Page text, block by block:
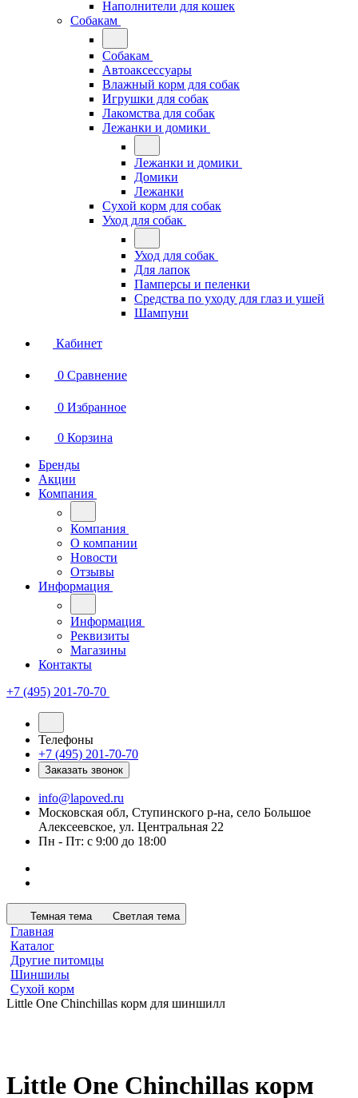
Наполнители для кошек
Собакам
Собакам
Автоаксессуары
Влажный корм для собак
Игрушки для собак
Лакомства для собак
Лежанки и домики
Лежанки и домики
Домики
Лежанки
Сухой корм для собак
Уход для собак
Уход для собак
Для лапок
Памперсы и пеленки
Средства по уходу для глаз и ушей
Шампуни
Кабинет
0 Сравнение
0 Избранное
0 Корзина
Бренды
Акции
Компания
Компания
О компании
Новости
Отзывы
Информация
Информация
Реквизиты
Магазины
Контакты
+7 (495) 201-70-70
Телефоны
+7 (495) 201-70-70
Заказать звонок
info@lapoved.ru
Московская обл, Ступинского р-на, село Большое
Алексеевское, ул. Центральная 22
Пн - Пт: с 9:00 до 18:00
Темная тема Светлая тема
Главная
Каталог
Другие питомцы
Шиншилы
Сухой корм
Little One Chinchillas корм для шиншилл
Little One Chinchillas корм